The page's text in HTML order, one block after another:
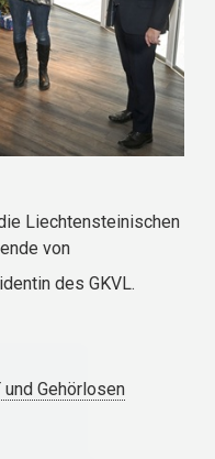
Liechtensteinischen
von
des GKVL.
Gehörlosen